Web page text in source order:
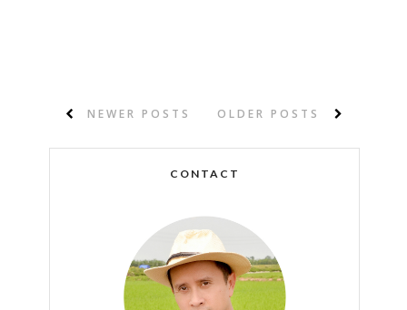
NEWER POSTS OLDER POSTS
CONTACT